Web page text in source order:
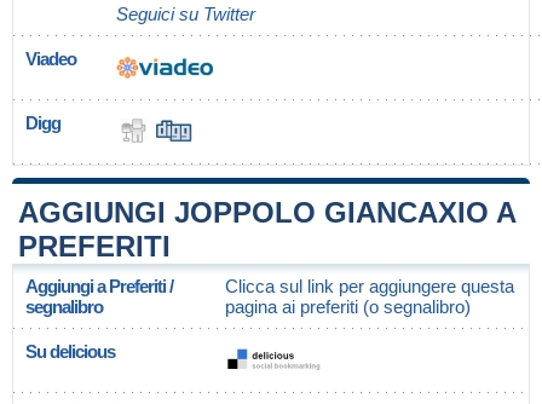
Seguici su Twitter
Viadeo
Digg
AGGIUNGI JOPPOLO GIANCAXIO A
PREFERITI
Aggiungi a Preferiti /
segnalibro
Clicca sul link per aggiungere questa
pagina ai preferiti (o segnalibro)
Su delicious